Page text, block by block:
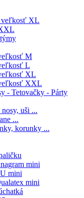
veľkosť XL
M
L
XL
XXL
- Tetovačky - Párty
uši ...
...
korunky ...
mini
mini
mini